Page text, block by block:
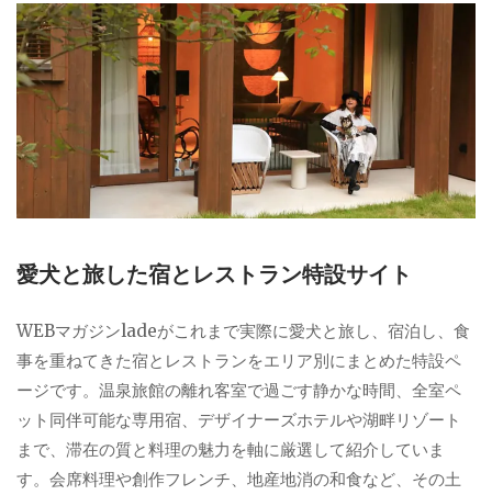
愛犬と旅した宿とレストラン特設サイト
WEBマガジンladeがこれまで実際に愛犬と旅し、宿泊し、食
事を重ねてきた宿とレストランをエリア別にまとめた特設ペ
ージです。温泉旅館の離れ客室で過ごす静かな時間、全室ペ
ット同伴可能な専用宿、デザイナーズホテルや湖畔リゾート
まで、滞在の質と料理の魅力を軸に厳選して紹介していま
す。会席料理や創作フレンチ、地産地消の和食など、その土